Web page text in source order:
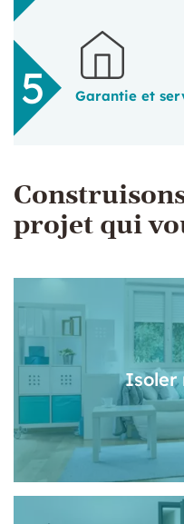
Garantie et
projet qui
Isoler